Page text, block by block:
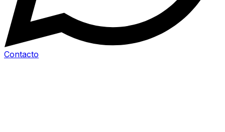
Contacto